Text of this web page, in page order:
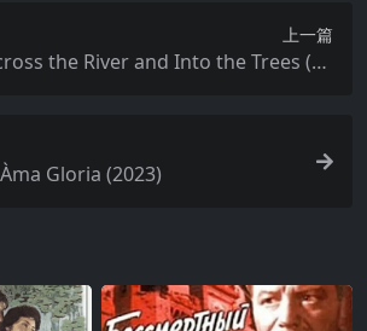
上一篇
the River and Into the Trees (20
Gloria (2023)